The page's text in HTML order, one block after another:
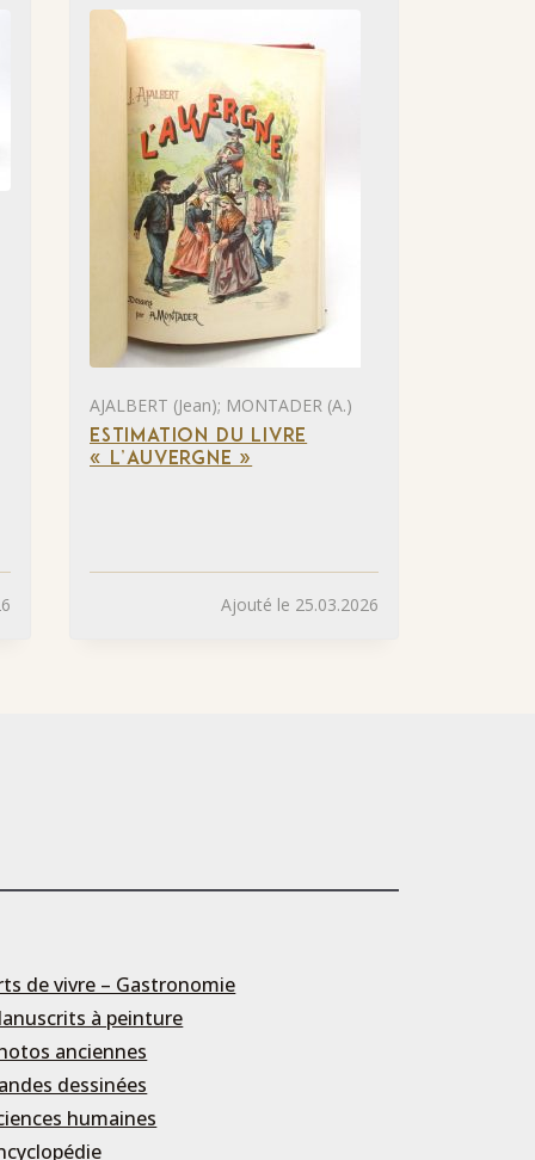
AJALBERT (Jean); MONTADER (A.)
ESTIMATION DU LIVRE
« L’AUVERGNE »
Ajouté le 25.03.2026
de vivre – Gastronomie
à peinture
anciennes
dessinées
humaines